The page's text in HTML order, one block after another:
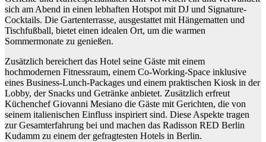
sich am Abend in einen lebhaften Hotspot mit DJ und Signature-
Cocktails. Die Gartenterrasse, ausgestattet mit Hängematten und
Tischfußball, bietet einen idealen Ort, um die warmen
Sommermonate zu genießen.
Zusätzlich bereichert das Hotel seine Gäste mit einem
hochmodernen Fitnessraum, einem Co-Working-Space inklusive
eines Business-Lunch-Packages und einem praktischen Kiosk in der
Lobby, der Snacks und Getränke anbietet. Zusätzlich erfreut
Küchenchef Giovanni Mesiano die Gäste mit Gerichten, die von
seinem italienischen Einfluss inspiriert sind. Diese Aspekte tragen
zur Gesamterfahrung bei und machen das Radisson RED Berlin
Kudamm zu einem der gefragtesten Hotels in Berlin.